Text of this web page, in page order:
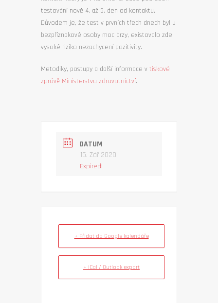
testování nově 4. až 5. den od kontaktu.
Důvodem je, že test v prvních třech dnech byl u
bezpříznakové osoby moc brzy, existovalo zde
vysoké riziko nezachycení pozitivity.
Metodiky, postupy a další informace v tiskové
zprávě Ministerstva zdravotnictví.
DATUM
15. Zář 2020
Expired!
+ Přidat do Google kalendáře
+ iCal / Outlook export